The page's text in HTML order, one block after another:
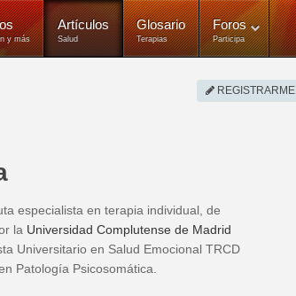
y más
Artículos
Salud
Glosario
Terapias
Foros
Participa
REGISTRARME
especialista en terapia individual, de
la Universidad Complutense de Madrid
Universitario en Salud Emocional TRCD
Patología Psicosomática.